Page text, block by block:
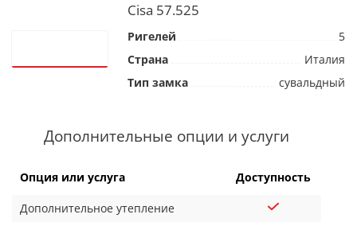
Cisa 57.525
Ригелей
5
Страна
Италия
Тип замка
сувальдный
Дополнительные опции и услуги
Опция или услуга Доступность
Дополнительное утепление